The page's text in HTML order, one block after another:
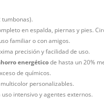
tumbonas).
en espalda, piernas y pies.
familiar o con amigos.
precisión y facilidad de uso.
energéticode hasta un 20%
de químicos.
personalizables.
intensivo y agentes externos.